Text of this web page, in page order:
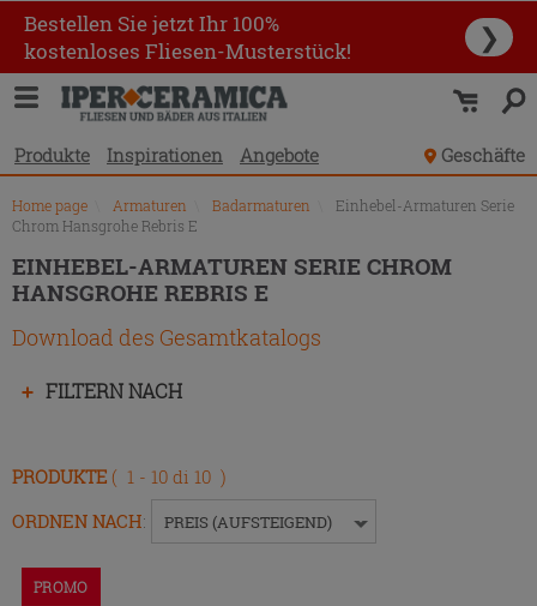
Bestellen Sie jetzt Ihr 100%
kostenloses Fliesen-Musterstück!
❯
Produkte Inspirationen Angebote Geschäfte
Home page Armaturen Badarmaturen
Einhebel-Armaturen Serie
Chrom Hansgrohe Rebris E
EINHEBEL-ARMATUREN SERIE CHROM
HANSGROHE REBRIS E
Download des Gesamtkatalogs
Produktverzeichnis
FILTERN NACH
Drücken
um
das
ein-
bzw.
PRODUKTE ( 1 - 10 di 10 )
ORDNEN NACH: PREIS (AUFSTEIGEND)
PROMO